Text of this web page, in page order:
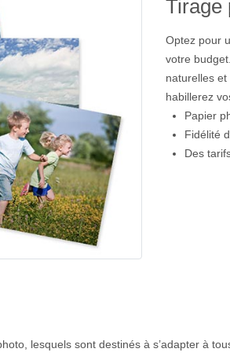
Tirage
Optez pour
votre
naturelles
habillerez
Papier
Fidélité
Des
lesquels sont destinés à s’adapter à